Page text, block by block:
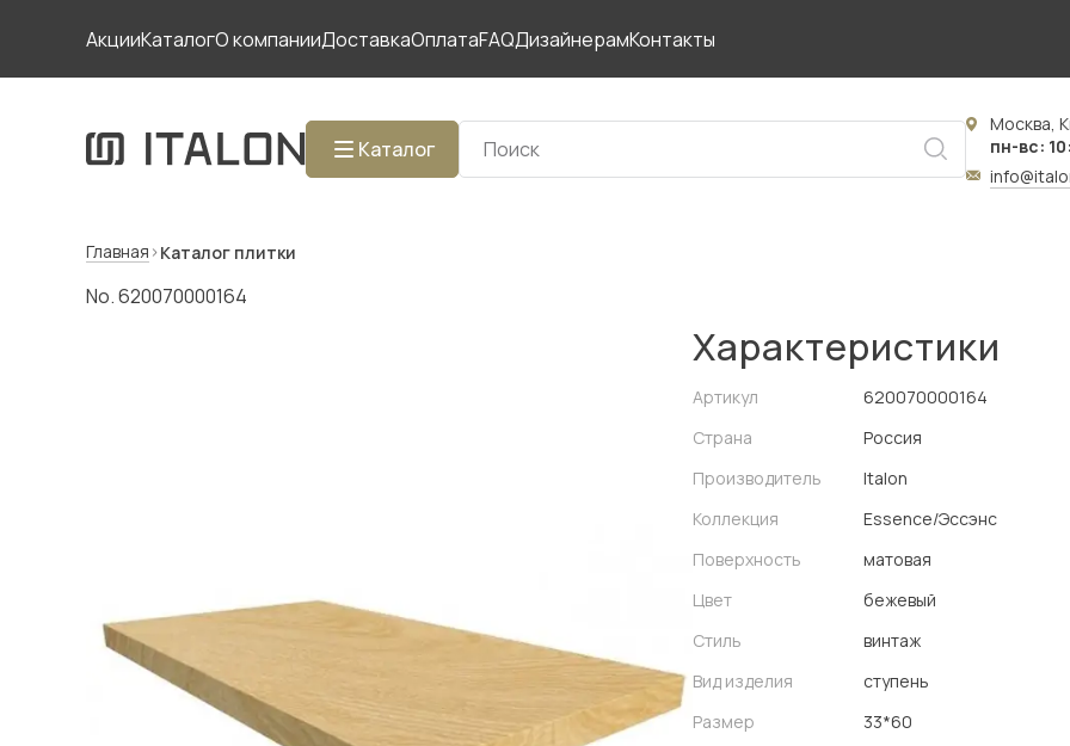
АкцииКаталогО компанииДоставкаОплатаFAQДизайнерамКонтакты
Каталог
Москва,
пн-вс:
Главная Каталог плитки
No. 620070000164
Характеристики
Артикул
620070000164
Страна
Россия
Производитель
Italon
Коллекция
Essence/Эссэнс
Поверхность
матовая
Цвет
бежевый
Стиль
винтаж
Вид изделия
ступень
Размер
33*60